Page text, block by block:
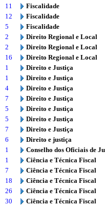
11
Fiscalidade
12
Fiscalidade
5
Fiscalidade
2
Direito Regional e Local
2
Direito Regional e Local
16
Direito Regional e Local
1
Direito e Justiça
1
Direito e Justiça
4
Direito e Justiça
7
Direito e Justiça
5
Direito e Justiça
5
Direito e Justiça
7
Direito e Justiça
6
Direito e justiça
1
Conselho dos Oficiais de
1
Ciência e Técnica Fiscal
7
Ciência e Técnica Fiscal
18
Ciência e Técnica Fiscal
26
Ciência e Técnica Fiscal
30
Ciência e Técnica Fiscal